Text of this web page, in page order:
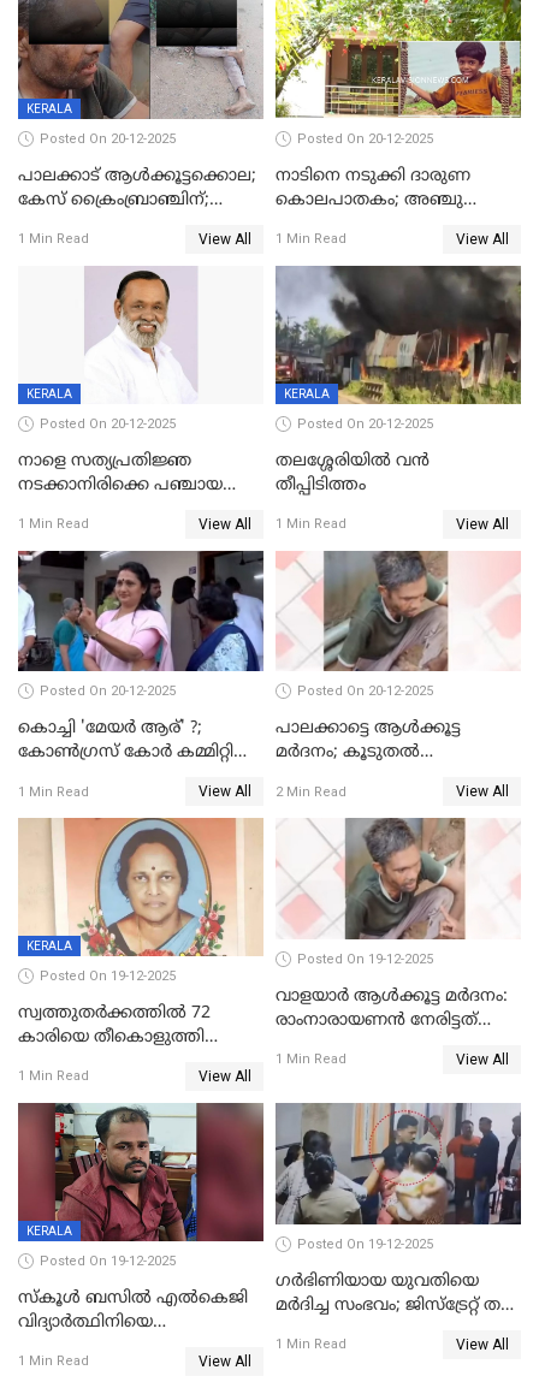
KERALA
Posted On 20-12-2025
പാലക്കാട് ആൾക്കൂട്ടക്കൊല;
കേസ് ക്രൈംബ്രാഞ്ചിന്;
അന്വേഷിക്കും
1 Min Read View All
Posted On 20-12-2025
നാടിനെ നടുക്കി ദാരുണ
കൊലപാതകം; അഞ്ചു
കഴുത്തുഞെരിച്ച് കൊന്നു
1 Min Read View All
KERALA
Posted On 20-12-2025
നാളെ സത്യപ്രതിജ്ഞ
നടക്കാനിരിക്കെ പഞ്ചായത്ത്
1 Min Read View All
KERALA
Posted On 20-12-2025
തലശ്ശേരിയിൽ വൻ
തീപ്പിടിത്തം
1 Min Read View All
Posted On 20-12-2025
കൊച്ചി 'മേയർ ആര്' ?;
കോണ്‍ഗ്രസ് കോര്‍ കമ്മിറ്റി
1 Min Read View All
Posted On 20-12-2025
പാലക്കാട്ടെ ആള്‍ക്കൂട്ട
മര്‍ദനം; കൂടുതല്‍
അംഗ സംഘമെന്ന് വിവരം
2 Min Read View All
KERALA
Posted On 19-12-2025
സ്വത്തുതര്‍ക്കത്തില്‍ 72
കാരിയെ തീകൊളുത്തി
ക്രൂരകൊലപാതകത്തില്‍
സഹോദരിപുത്രന് ജീവപര്യന്തം
1 Min Read View All
Posted On 19-12-2025
വാളയാർ ആൾക്കൂട്ട മർദനം:
രാംനാരായണൻ നേരിട്ടത്
നാൽപ്പതിലേറെ
റിപ്പോർട്ട്
1 Min Read View All
KERALA
Posted On 19-12-2025
സ്കൂൾ ബസിൽ എൽകെജി
വിദ്യാര്‍ത്ഥിനിയെ
ക്ലീനര്‍ പിടിയിൽ
1 Min Read View All
Posted On 19-12-2025
ഗര്‍ഭിണിയായ യുവതിയെ
മര്‍ദിച്ച സംഭവം; ജിസ്‌ട്രേറ്റ് തല
യുവതി
1 Min Read View All